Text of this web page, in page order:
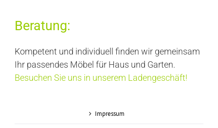
Beratung:
Kompetent und individuell finden wir gemeinsam
Ihr passendes Möbel für Haus und Garten.
Besuchen Sie uns in unserem Ladengeschäft!
Impressum